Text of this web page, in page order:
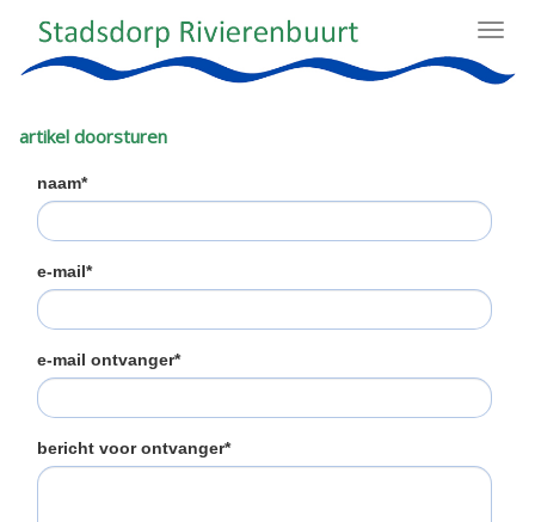
artikel doorsturen
naam*
e-mail*
e-mail ontvanger*
bericht voor ontvanger*